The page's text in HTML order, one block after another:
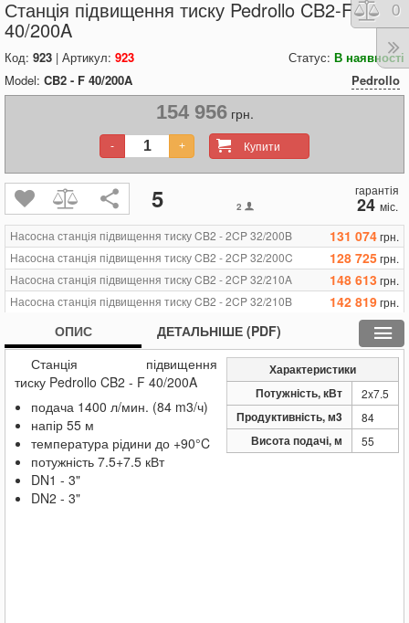
Станція підвищення тиску Pedrollo CB2-F
40/200A
Код: 923 | Артикул: 923 Статус: В наявності
Model: CB2 - F 40/200A Pedrollo
154 956грн.
Купити
- +
5 2
гарантія
24 міс.
Насосна станція підвищення тиску CB2 - 2CP 32/200B
131 074грн.
Насосна станція підвищення тиску CB2 - 2CP 32/200C
128 725грн.
Насосна станція підвищення тиску CB2 - 2CP 32/210A
148 613грн.
Насосна станція підвищення тиску CB2 - 2CP 32/210B
142 819грн.
Насосна станція підвищення тиску CB2 - F 40/160A
136 555грн.
Насосна станція підвищення тиску CB2 - F 40/200A
154 956грн.
Насосна станція підвищення тиску CB2 - F 50/160A
158 479
ОПИС ДЕТАЛЬНІШЕ (PDF)
Характеристики
Потужність, кВт
2x7.5
Продуктивність, м3 84
Висота подачі, м 55
Станція підвищення
тиску Pedrollo CB2 - F 40/200A
подача 1400 л/мин. (84 m3/ч)
напір 55 м
температура рідини до +90°C
потужність 7.5+7.5 кВт
DN1 - 3"
DN2 - 3"
0